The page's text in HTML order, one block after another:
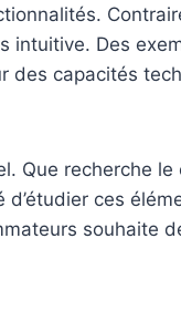
Des
des capacités
recherche le
ces
souhaite